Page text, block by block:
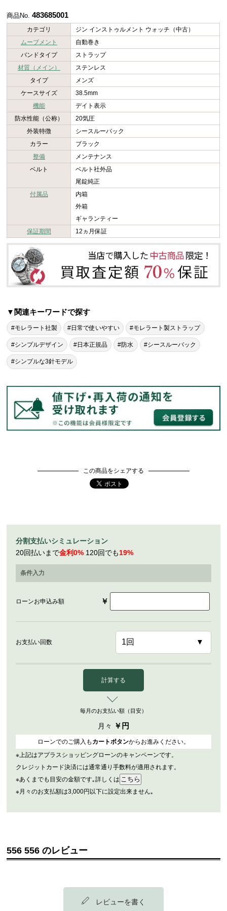
商品No.483685001
カテゴリ
ジン インストゥルメント ウォッチ（中古）
ムーブメント
自動巻き
バンドタイプ
ストラップ
材質（メイン）
ステンレス
タイプ
メンズ
ケースサイズ
38.5mm
機能
デイト表示
防水性能（公称）
20気圧
外装特徴
シースルーバック
カラー
ブラック
整備
メンテナンス
ベルト
ベルト社外品
尾錠純正
付属品
内箱
外箱
ギャランティー
保証期間
12ヵ月保証
▼関連キーワードで探す
#モレラート社製 #日常で使いやすい #モレラート製ストラップ
#シンプルデザイン #日本正規品 #防水 #シースルーバック
#シンプルな3針モデル
この商品をシェアする
分割支払いシミュレーション
20回払いまで金利0% 120回でも19%
条件入力
ローンお申込み額 ￥
お支払い回数
計算する
毎月のお支払い額（目安）
月々 ￥ 円
ローンでのご購入も カートボタンからお進みください。
※上記はアプラスショッピングローンのキャンペーンです。
クレジットカード決済には通常通り手数料が適用されます。
※あくまでも目安の金額です｡詳しくは
※月々のお支払額は3,000円以下に設定出来ません｡
556 556 のレビュー
レビューを書く